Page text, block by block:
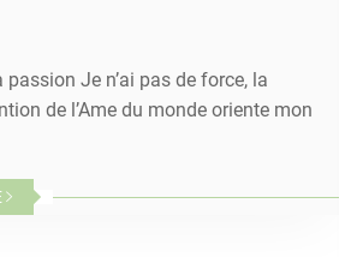
Je n’ai pas de force, la
de l’Ame du monde oriente mon